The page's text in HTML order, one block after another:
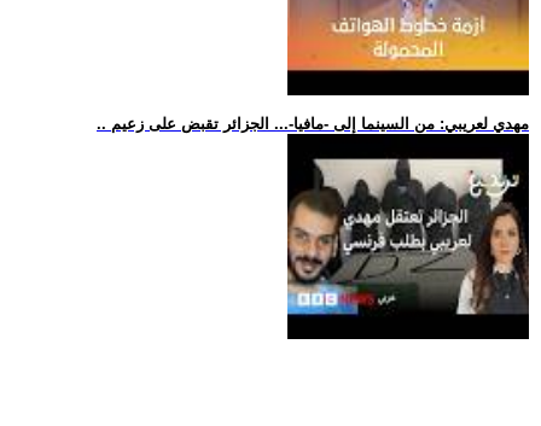
.. مهدي لعريبي: من السينما إلى -مافيا-... الجزائر تقبض على زعيم